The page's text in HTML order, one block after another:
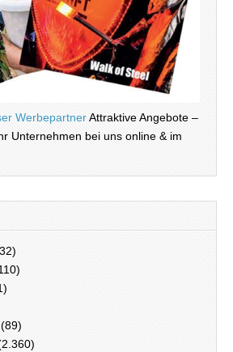
WerbepartnerAttraktive Angebote –
Unternehmen bei uns online & im
(89)